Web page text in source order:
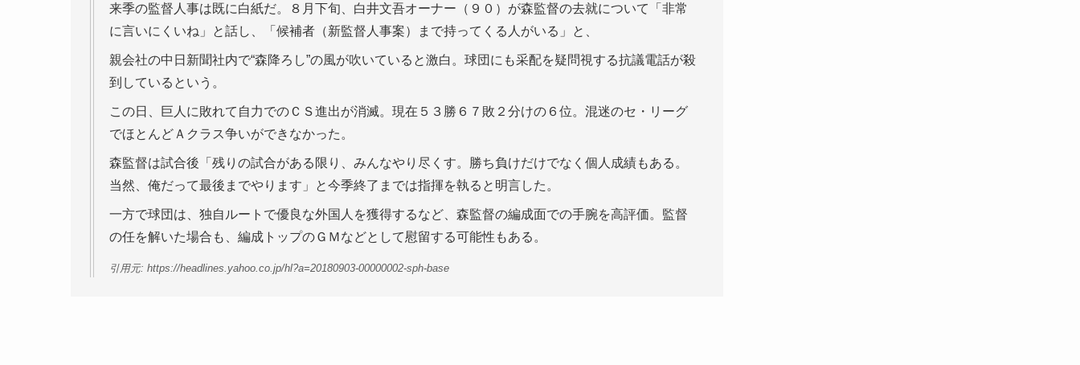
来季の監督人事は既に白紙だ。８月下旬、白井文吾オーナー（９０）が森監督の去就について「非常
に言いにくいね」と話し、「候補者（新監督人事案）まで持ってくる人がいる」と、
親会社の中日新聞社内で“森降ろし”の風が吹いていると激白。球団にも采配を疑問視する抗議電話が殺
到しているという。
この日、巨人に敗れて自力でのＣＳ進出が消滅。現在５３勝６７敗２分けの６位。混迷のセ・リーグ
でほとんどＡクラス争いができなかった。
森監督は試合後「残りの試合がある限り、みんなやり尽くす。勝ち負けだけでなく個人成績もある。
当然、俺だって最後までやります」と今季終了までは指揮を執ると明言した。
一方で球団は、独自ルートで優良な外国人を獲得するなど、森監督の編成面での手腕を高評価。監督
の任を解いた場合も、編成トップのＧＭなどとして慰留する可能性もある。
引用元: https://headlines.yahoo.co.jp/hl?a=20180903-00000002-sph-base